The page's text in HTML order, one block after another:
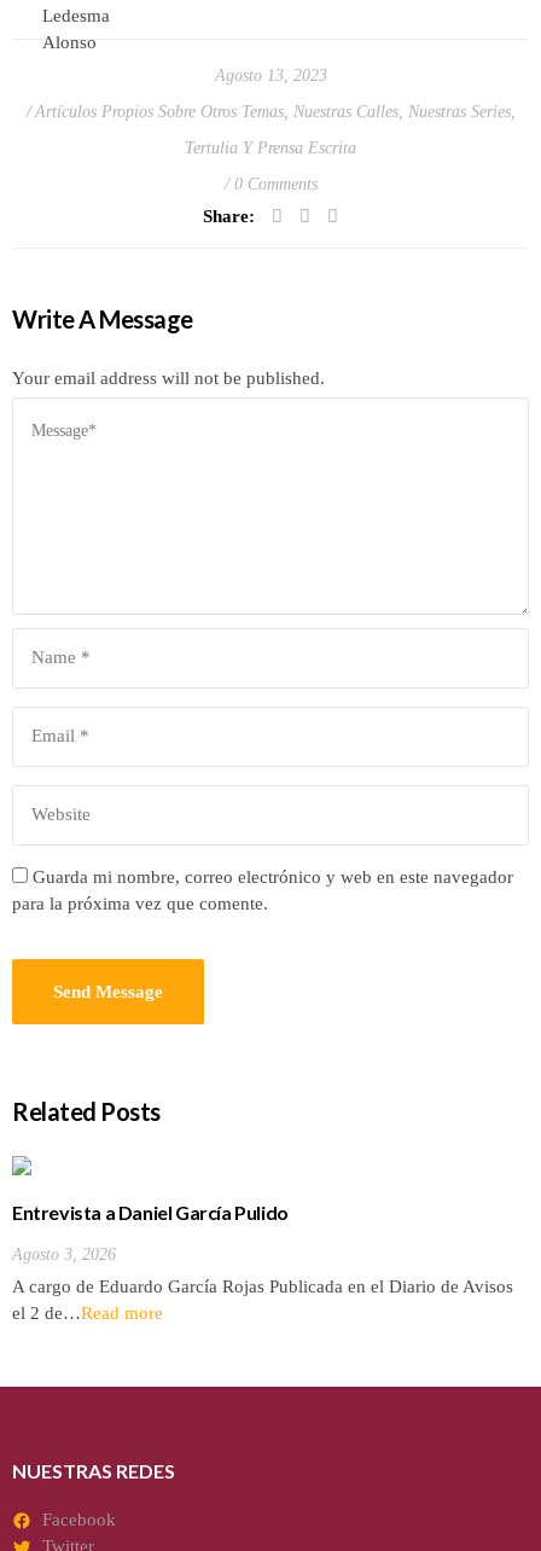
Agosto 13, 2023
Artículos Propios Sobre Otros Temas, Nuestras Calles, Nuestras Series,
Tertulia Y Prensa Escrita
0 Comments
Share:
Write A Message
Your email address will not be published.
Guarda mi nombre, correo electrónico y web en este navegador
para la próxima vez que comente.
Related Posts
Entrevista a Daniel García Pulido
Agosto 3, 2026
A cargo de Eduardo García Rojas Publicada en el Diario de Avisos
el 2 de…Read more
NUESTRAS REDES
Facebook
Twitter